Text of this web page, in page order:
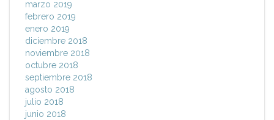
marzo 2019
febrero 2019
enero 2019
diciembre 2018
noviembre 2018
octubre 2018
septiembre 2018
agosto 2018
julio 2018
junio 2018